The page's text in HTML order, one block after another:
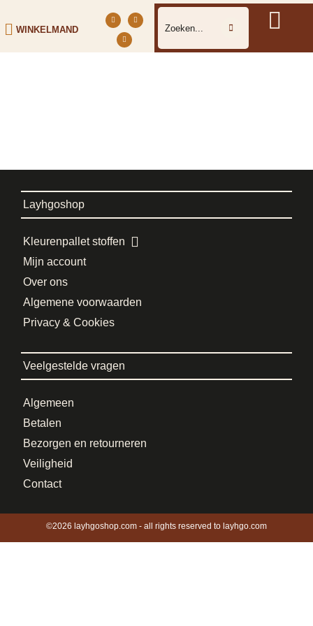
WINKELMAND
Layhgoshop
Kleurenpallet stoffen
Mijn account
Over ons
Algemene voorwaarden
Privacy & Cookies
Veelgestelde vragen
Algemeen
Betalen
Bezorgen en retourneren
Veiligheid
Contact
©2026 layhgoshop.com - all rights reserved to layhgo.com